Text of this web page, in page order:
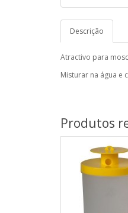
Descrição
Atractivo para
Misturar na água e
Produtos